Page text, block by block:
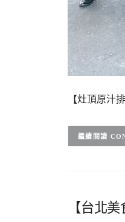
【灶頂原汁
【台北